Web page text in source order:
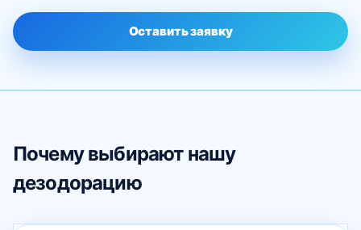
Оставить заявку
Почему выбирают нашу
дезодорацию